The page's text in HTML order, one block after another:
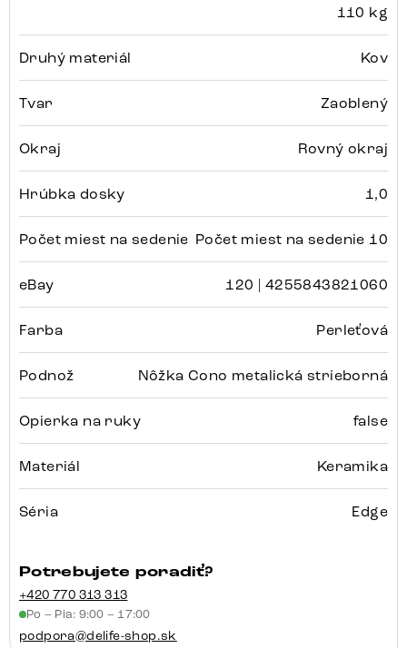
110 kg
Druhý materiál Kov
Tvar Zaoblený
Okraj Rovný okraj
Hrúbka dosky 1,0
Počet miest na sedenie Počet miest na sedenie 10
eBay 120 | 4255843821060
Farba Perleťová
Podnož Nôžka Cono metalická strieborná
Opierka na ruky false
Materiál Keramika
Séria Edge
Potrebujete poradiť?
+420 770 313 313
Po – Pia: 9:00 – 17:00
podpora@delife-shop.sk